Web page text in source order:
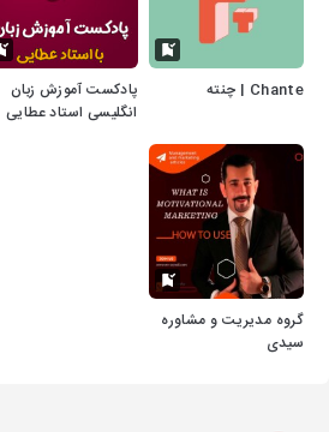
Chante | چنته
پادکست آموزش زبان
انگلیسی استاد عطایی
گروه مدیریت و مشاوره
سیدی